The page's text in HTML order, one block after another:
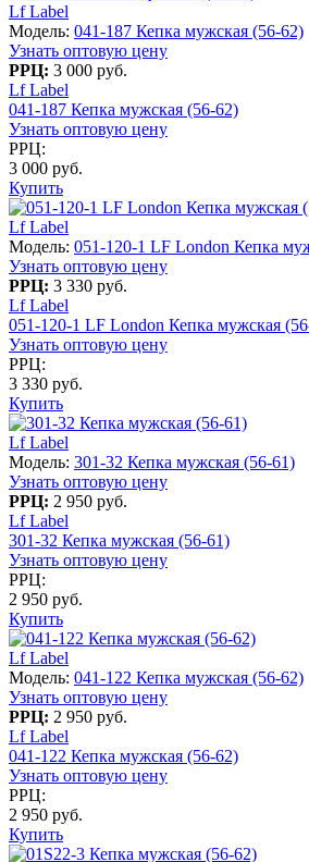
Lf Label
Модель: 041-187 Кепка мужская (56-62)
Узнать оптовую цену
РРЦ: 3 000 руб.
Lf Label
041-187 Кепка мужская (56-62)
Узнать оптовую цену
РРЦ:
3 000 руб.
Купить
Lf Label
Модель: 051-120-1 LF London Кепка
Узнать оптовую цену
РРЦ: 3 330 руб.
Lf Label
051-120-1 LF London Кепка мужская
Узнать оптовую цену
РРЦ:
3 330 руб.
Купить
Lf Label
Модель: 301-32 Кепка мужская (56-61)
Узнать оптовую цену
РРЦ: 2 950 руб.
Lf Label
301-32 Кепка мужская (56-61)
Узнать оптовую цену
РРЦ:
2 950 руб.
Купить
Lf Label
Модель: 041-122 Кепка мужская (56-62)
Узнать оптовую цену
РРЦ: 2 950 руб.
Lf Label
041-122 Кепка мужская (56-62)
Узнать оптовую цену
РРЦ:
2 950 руб.
Купить